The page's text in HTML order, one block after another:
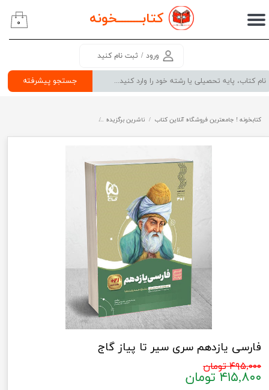
کتابــــــــخونه
جستجو پیشرفته
ورود / ثبت نام کنید
حساب کاربری من
سفارشات
۰
کتابخونه ! جامعترین فروشگاه آنلاین کتاب ناشرین برگزیده
فارسی یازدهم سری سیر تا پیاز گاج
۴۹۵,۰۰۰ تومان
۴۱۵,۸۰۰ تومان